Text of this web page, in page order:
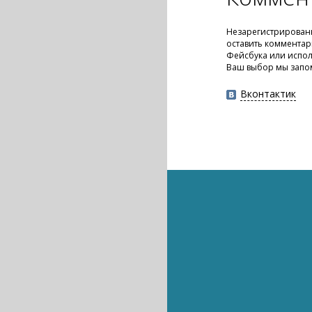
оставить
Фейсбука или
Ваш выбор мы
Вконтактик